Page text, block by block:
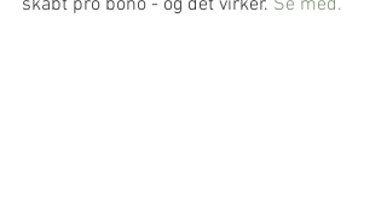
skabt pro bono - og det virker. Se med.